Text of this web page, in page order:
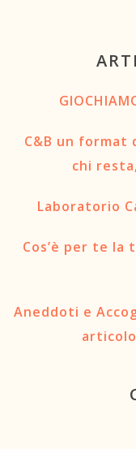
C&B un format
chi
Laboratorio
Cos’è per te la
Aneddoti e